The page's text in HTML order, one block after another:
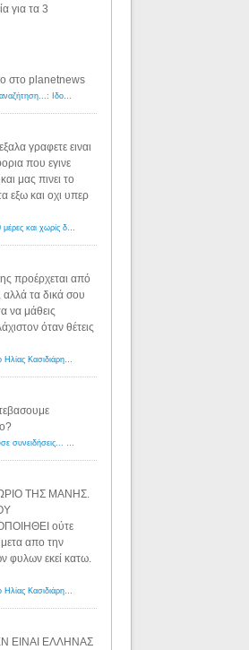
για τα 3
στο planetnews
Λόγιος Ερμής | Η γνώση ξεκινάει με την αναζήτηση...: Ιδού οι 18 που χρωστούν 11 δις ευρώ!
γραφετε ειναι
που εγινε
μας πινει το
εξω και οχι υπερ
Εφορία: Κατάσχονται όλα ύστερα από 30 μέρες και χωρίς δικαστικές αποφάσεις - Λόγιος Ερμής
προέρχεται από
τα δικά σου
να μάθεις
όταν θέτεις
Αμερικανοί ρατσιστές αναρωτιούνται αν ο Ηλίας Κασιδιάρης ανήκει στη λευκή φυλή... - Λόγιος Ερμής
Ένα βιβλίο που πολεμήθηκε γιατί ξυπνούσε συνειδήσεις... - Λόγιος Ερμής | Η γνώση ξεκινάει με την αναζήτηση...
ΤΗΣ ΜΑΝΗΣ.
ούτε
απο την
φυλων εκεί κατω.
Αμερικανοί ρατσιστές αναρωτιούνται αν ο Ηλίας Κασιδιάρης ανήκει στη λευκή φυλή... - Λόγιος Ερμής
ΕΙΝΑΙ ΕΛΛΗΝΑΣ